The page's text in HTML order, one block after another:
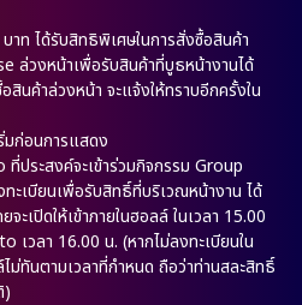
ท ได้รับสิทธิพิเศษในการสั่งซื้อสินค้า
ล่วงหน้าเพื่อรับสินค้าที่บูธหน้างานได้
นค้าล่วงหน้า จะแจ้งให้ทราบอีกครั้งใน
ก่อนการแสดง
ประสงค์จะเข้าร่วมกิจกรรม Group
ะเบียนเพื่อรับสิทธิ์ที่บริเวณหน้างาน ได้
เปิดให้เข้าภายในฮอลล์ ในเวลา 15.00
เวลา 16.00 น. (หากไม่ลงทะเบียนใน
ไม่ทันตามเวลาที่กำหนด ถือว่าท่านสละสิทธิ์
)